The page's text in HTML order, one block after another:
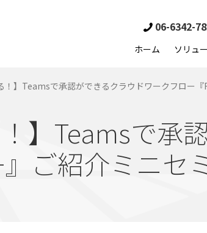
ホーム ソリュ
06-6342-
！】Teamsで承認ができるクラウドワークフロー
！】Teamsで承
』ご紹介ミニ